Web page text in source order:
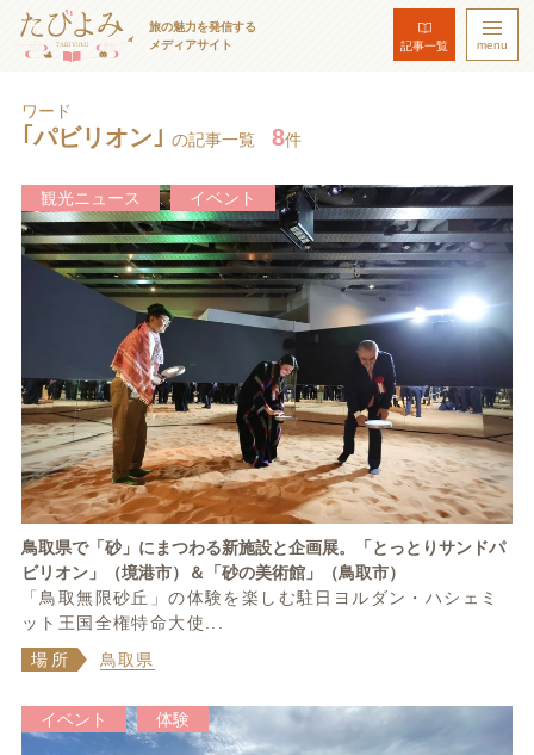
旅の魅力を発信する
メディアサイト
記事一覧 menu
ワード
｢パビリオン｣ の記事一覧 8件
観光ニュース イベント
鳥取県で「砂」にまつわる新施設と企画展。「とっとりサンドパ
ビリオン」（境港市）＆「砂の美術館」（鳥取市）
「鳥取無限砂丘」の体験を楽しむ駐日ヨルダン・ハシェミ
ット王国全権特命大使...
場所
鳥取県
イベント 体験